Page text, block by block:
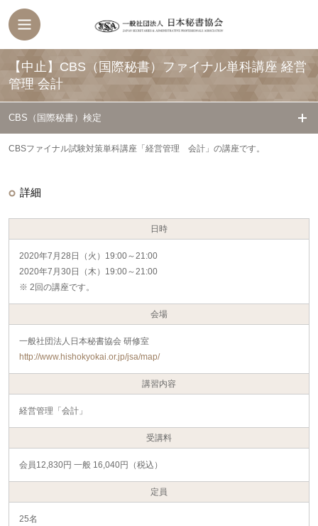
【中止】CBS（国際秘書）ファイナル単科講座 経営
管理 会計
CBS（国際秘書）検定
CBSファイナル試験対策単科講座「経営管理 会計」の講座です。
詳細
日時
2020年7月28日（火）19:00～21:00
2020年7月30日（木）19:00～21:00
※ 2回の講座です。
会場
一般社団法人日本秘書協会 研修室
http://www.hishokyokai.or.jp/jsa/map/
講習内容
経営管理「会計」
受講料
会員12,830円 一般 16,040円（税込）
定員
25名